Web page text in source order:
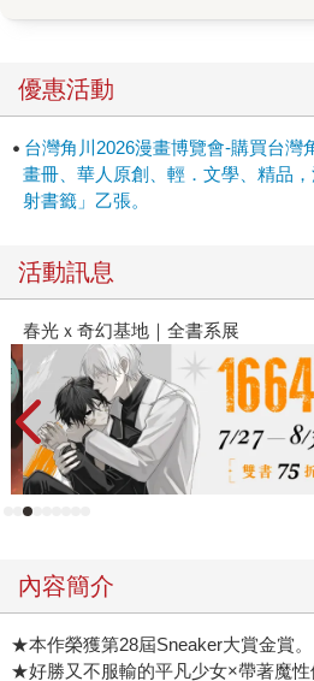
優惠活動
台灣角川2026漫畫博覽會-購買台灣
畫冊、華人原創、輕．文學、精品
射書籤」乙張。
活動訊息
春光ｘ奇幻基地｜全書系展
內容簡介
★本作榮獲第28屆Sneaker大賞金賞。
★好勝又不服輸的平凡少女×帶著魔性